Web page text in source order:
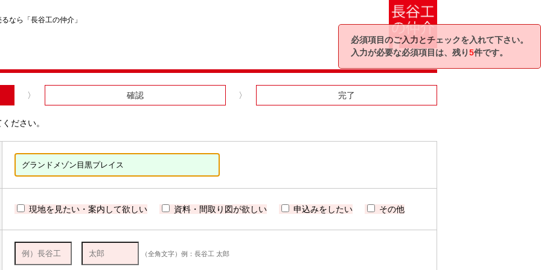
なら「長谷工の仲介」
確認 完了
ださい。
現地を見たい・案内して欲しい 資料・間取り図が欲しい 申込みをしたい その他
（全角文字）例：長谷工 太郎
必須項目のご入力とチェックを入れて下さい。
入力が必要な必須項目は、残り5件です。